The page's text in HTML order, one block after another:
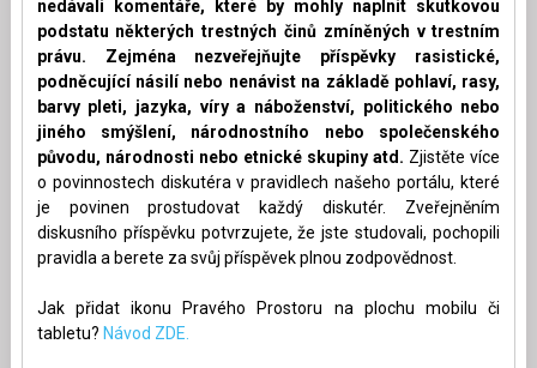
nedávali komentáře, které by mohly naplnit skutkovou
podstatu některých trestných činů zmíněných v trestním
právu. Zejména nezveřejňujte příspěvky rasistické,
podněcující násilí nebo nenávist na základě pohlaví, rasy,
barvy pleti, jazyka, víry a náboženství, politického nebo
jiného smýšlení, národnostního nebo společenského
původu, národnosti nebo etnické skupiny atd. Zjistěte více
o povinnostech diskutéra v pravidlech našeho portálu, které
je povinen prostudovat každý diskutér. Zveřejněním
diskusního příspěvku potvrzujete, že jste studovali, pochopili
pravidla a berete za svůj příspěvek plnou zodpovědnost.
Jak přidat ikonu Pravého Prostoru na plochu mobilu či
tabletu? Návod ZDE.